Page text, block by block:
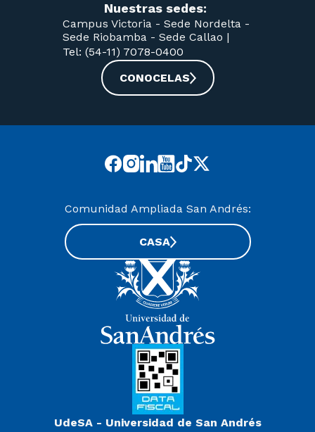
Nuestras sedes:
Campus Victoria - Sede Nordelta -
Sede Riobamba - Sede Callao |
Tel: (54-11) 7078-0400
CONOCELAS
UdeSA - Universidad de San Andrés
Comunidad Ampliada San Andrés:
CASA